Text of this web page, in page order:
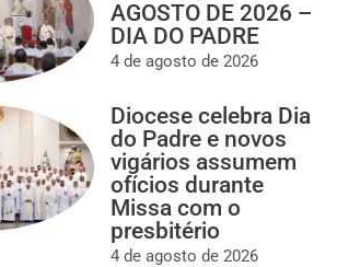
AGOSTO DE 2026 –
DIA DO PADRE
4 de agosto de 2026
Diocese celebra Dia
do Padre e novos
vigários assumem
ofícios durante
Missa com o
presbitério
4 de agosto de 2026